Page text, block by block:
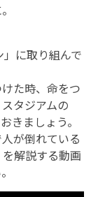
に取り組んで
た時、命をつ
タジアムの
きましょう。
が倒れている
解説する動画